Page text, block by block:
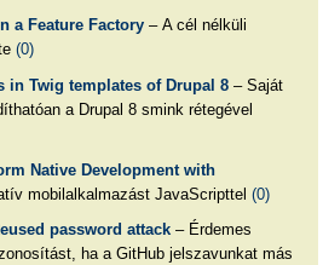
a Feature Factory– A cél nélküli
(0)
in Twig templates of Drupal 8– Saját
a Drupal 8 smink rétegével
Native Development with
mobilalkalmazást JavaScripttel (0)
password attack– Érdemes
ha a GitHub jelszavunkat más